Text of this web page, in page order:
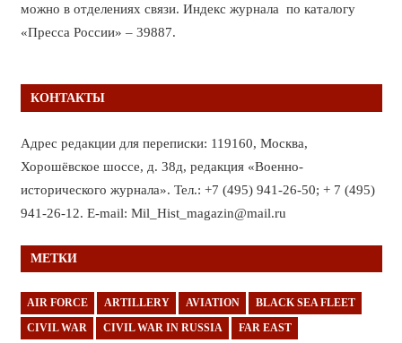
можно в отделениях связи. Индекс журнала по каталогу
«Пресса России» – 39887.
КОНТАКТЫ
Адрес редакции для переписки: 119160, Москва,
Хорошёвское шоссе, д. 38д, редакция «Военно-
исторического журнала». Тел.: +7 (495) 941-26-50; + 7 (495)
941-26-12. E-mail: Mil_Hist_magazin@mail.ru
МЕТКИ
AIR FORCE ARTILLERY AVIATION BLACK SEA FLEET
CIVIL WAR CIVIL WAR IN RUSSIA FAR EAST